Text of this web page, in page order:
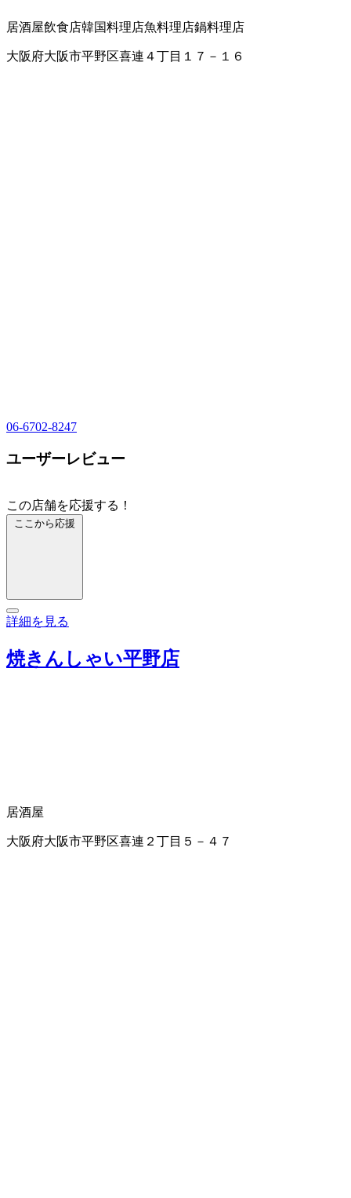
居酒屋飲食店韓国料理店魚料理店鍋料理店
大阪府大阪市平野区喜連４丁目１７－１６
06-6702-8247
ユーザーレビュー
この店舗を応援する！
ここから応援
詳細を見る
焼きんしゃい平野店
居酒屋
大阪府大阪市平野区喜連２丁目５－４７